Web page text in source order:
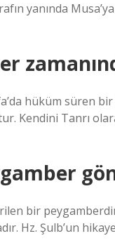
yanında
hüküm süren
Kendini Tanrı
bir peygamberdir.
Hz. Şulb’un